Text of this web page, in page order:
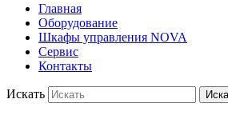
Главная
Оборудование
Шкафы управления NOVA
Сервис
Контакты
Искать